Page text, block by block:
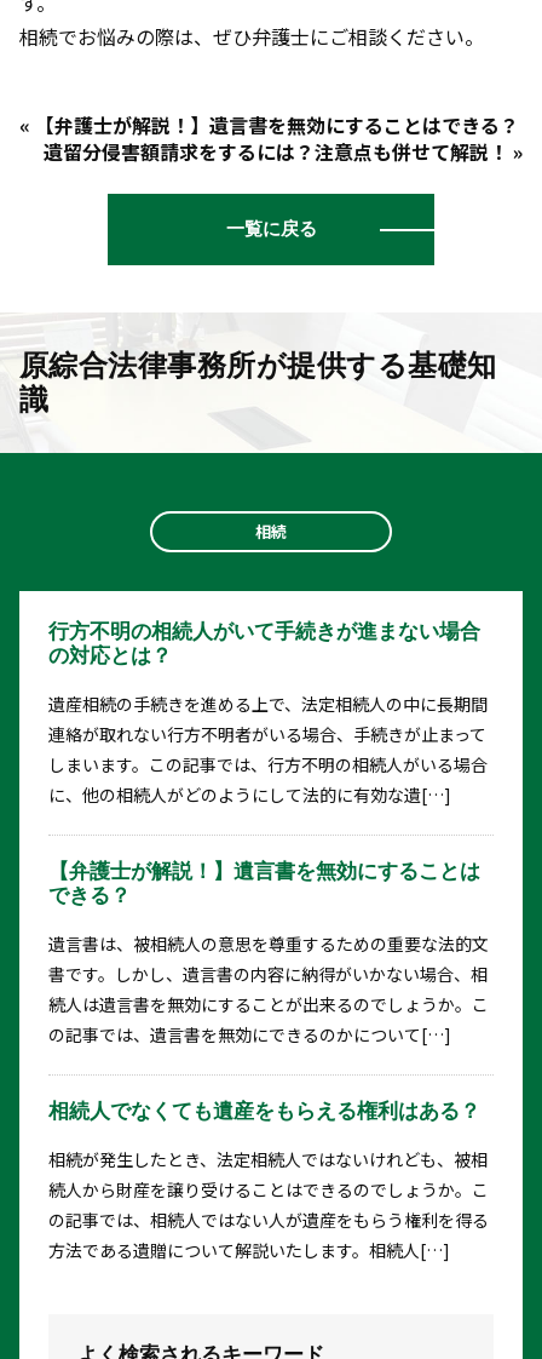
相続でお悩みの際は、ぜひ弁護士にご相談ください。
« 【弁護士が解説！】遺言書を無効にすることはできる？
遺留分侵害額請求をするには？注意点も併せて解説！ »
一覧に戻る
原綜合法律事務所が提供する基礎知
識
相続
行方不明の相続人がいて手続きが進まない場合
の対応とは？
遺産相続の手続きを進める上で、法定相続人の中に長期間
連絡が取れない行方不明者がいる場合、手続きが止まって
しまいます。この記事では、行方不明の相続人がいる場合
に、他の相続人がどのようにして法的に有効な遺[…]
【弁護士が解説！】遺言書を無効にすることは
できる？
遺言書は、被相続人の意思を尊重するための重要な法的文
書です。しかし、遺言書の内容に納得がいかない場合、相
続人は遺言書を無効にすることが出来るのでしょうか。こ
の記事では、遺言書を無効にできるのかについて[…]
相続人でなくても遺産をもらえる権利はある？
相続が発生したとき、法定相続人ではないけれども、被相
続人から財産を譲り受けることはできるのでしょうか。こ
の記事では、相続人ではない人が遺産をもらう権利を得る
方法である遺贈について解説いたします。相続人[…]